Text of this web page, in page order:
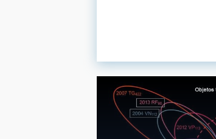
ASTROPHYSICAL
- Any -